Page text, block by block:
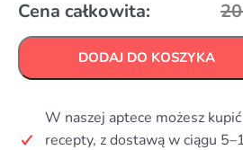
Cena całkowita:
DODAJ DO KOSZYKA
W naszej aptece możesz
recepty, z dostawą w ciągu